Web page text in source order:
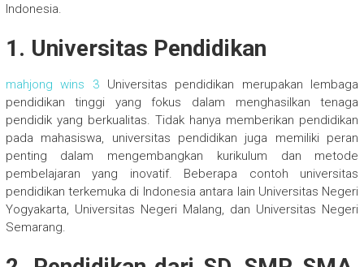
Indonesia.
1. Universitas Pendidikan
mahjong wins 3Universitas pendidikan merupakan lembaga
pendidikan tinggi yang fokus dalam menghasilkan tenaga
pendidik yang berkualitas. Tidak hanya memberikan pendidikan
pada mahasiswa, universitas pendidikan juga memiliki peran
penting dalam mengembangkan kurikulum dan metode
pembelajaran yang inovatif. Beberapa contoh universitas
pendidikan terkemuka di Indonesia antara lain Universitas Negeri
Yogyakarta, Universitas Negeri Malang, dan Universitas Negeri
Semarang.